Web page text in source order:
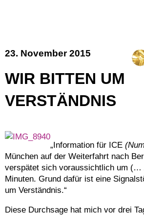
23. November 2015
WIR BITTEN UM
VERSTÄNDNIS
„Information für ICE
München auf der Weiterfahrt nach
verspätet sich voraussichtlich um (…
Minuten. Grund dafür ist eine
um Verständnis.“
Diese Durchsage hat mich vor drei